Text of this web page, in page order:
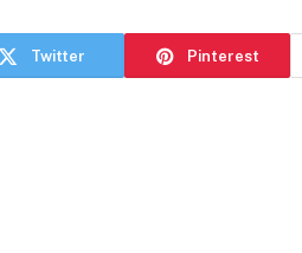
Twitter Pinterest